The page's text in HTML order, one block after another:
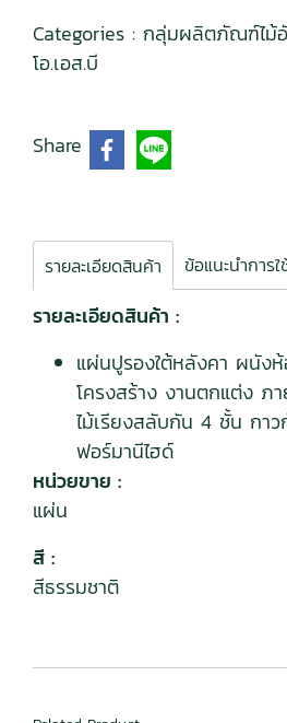
Categories : กลุ่มผลิตภัณฑ์ไม้อั
โอ.เอส.บี
Share
รายละเอียดสินค้า ข้อแนะนำการ
รายละเอียดสินค้า :
แผ่นปูรองใต้หลังคา ผนัง
โครงสร้าง งานตกแต่ง ภ
ไม้เรียงสลับกัน 4 ชั้น กาว
ฟอร์มานีไฮด์
หน่วยขาย :
แผ่น
สี :
สีธรรมชาติ